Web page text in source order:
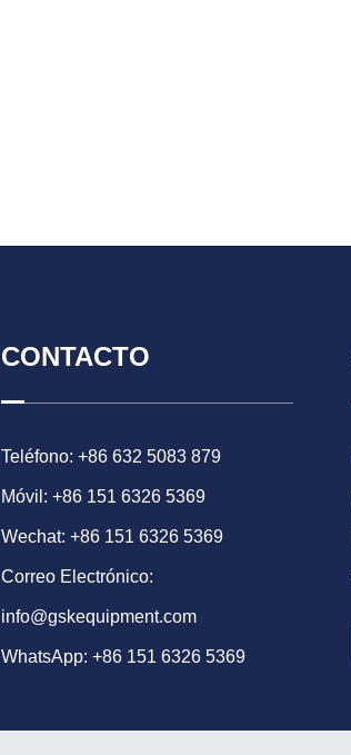
CONTACTO
Teléfono: +86 632 5083 879
Móvil: +86 151 6326 5369
Wechat: +86 151 6326 5369
Correo Electrónico:
info@gskequipment.com
WhatsApp: +86 151 6326 5369